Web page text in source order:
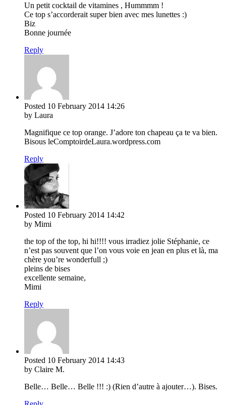
Un petit cocktail de vitamines , Hummmm !
Ce top s’accorderait super bien avec mes lunettes :)
Biz
Bonne journée
Reply
Posted 10 February 2014 14:26
by Laura
Magnifique ce top orange. J’adore ton chapeau ça te va bien.
Bisous leComptoirdeLaura.wordpress.com
Reply
Posted 10 February 2014 14:42
by Mimi
the top of the top, hi hi!!!! vous irradiez jolie Stéphanie, ce
n’est pas souvent que l’on vous voie en jean en plus et là, ma
chère you’re wonderfull ;)
pleins de bises
excellente semaine,
Mimi
Reply
Posted 10 February 2014 14:43
by Claire M.
Belle… Belle… Belle !!! :) (Rien d’autre à ajouter…). Bises.